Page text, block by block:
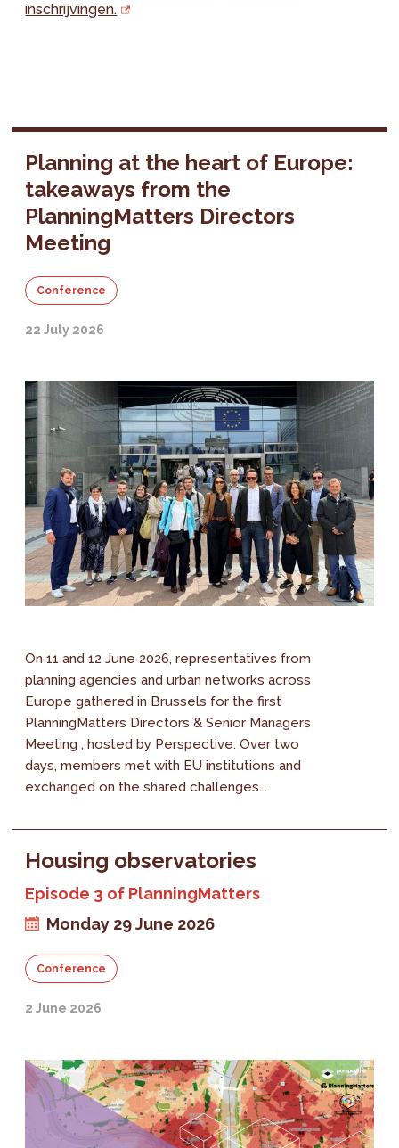
inschrijvingen.
Planning at the heart of Europe:
takeaways from the
PlanningMatters Directors
Meeting
Conference
22 July 2026
On 11 and 12 June 2026, representatives from
planning agencies and urban networks across
Europe gathered in Brussels for the first
PlanningMatters Directors & Senior Managers
Meeting , hosted by Perspective. Over two
days, members met with EU institutions and
exchanged on the shared challenges...
Housing observatories
Episode 3 of PlanningMatters
Monday 29 June 2026
Conference
2 June 2026